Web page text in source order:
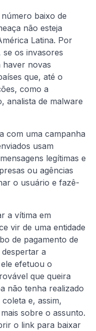
baixo de
não esteja
Latina. Por
os invasores
novas
que, até o
como a
analista de malware
com uma campanha
usam
legítimas e
ou agências
o usuário e fazê-
a vítima em
vir de uma entidade
de pagamento de
a
efetuou o
que queira
não tenha realizado
e, assim,
sobre o assunto.
o link para baixar